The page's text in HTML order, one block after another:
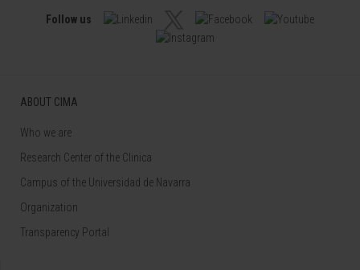
Follow us
ABOUT CIMA
Who we are
Research Center of the Clinica
Campus of the Universidad de Navarra
Organization
Transparency Portal